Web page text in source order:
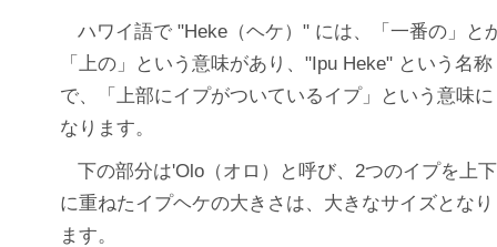
ハワイ語で "Heke（ヘケ）" には、「一番の」と
「上の」という意味があり、"Ipu Heke" という名称
で、「上部にイプがついているイプ」という意味に
なります。
下の部分は'Olo（オロ）と呼び、2つのイプを上下
に重ねたイプヘケの大きさは、大きなサイズとなり
ます。